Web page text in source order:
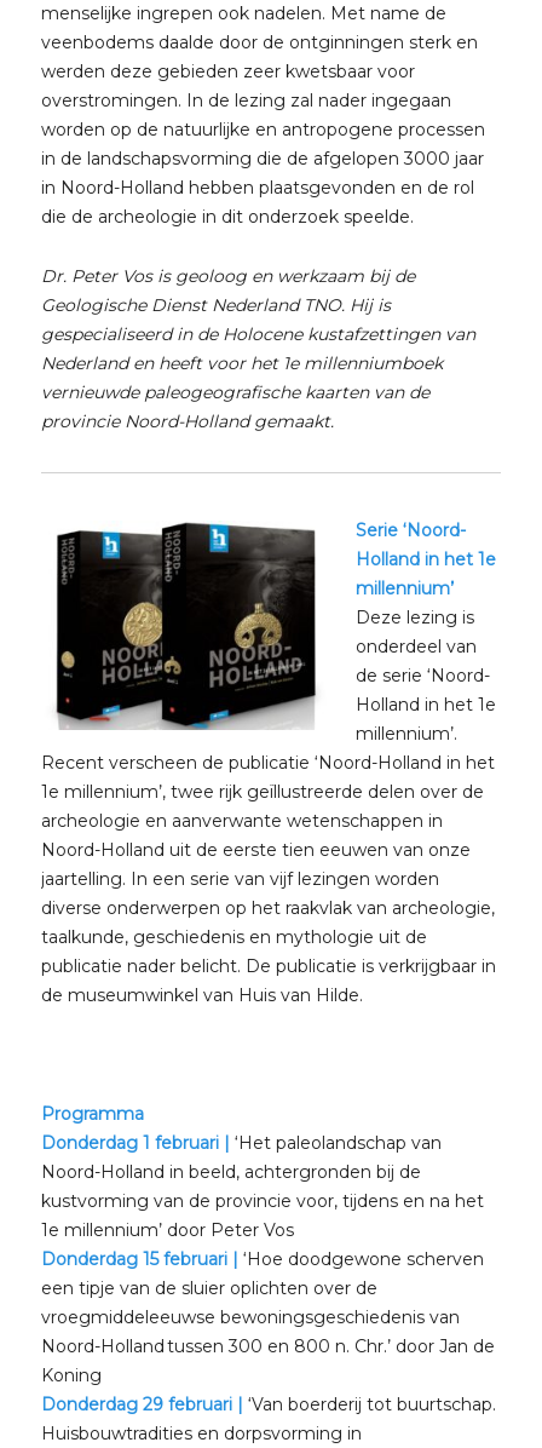
menselijke ingrepen ook nadelen. Met name de
veenbodems daalde door de ontginningen sterk en
werden deze gebieden zeer kwetsbaar voor
overstromingen. In de lezing zal nader ingegaan
worden op de natuurlijke en antropogene processen
in de landschapsvorming die de afgelopen 3000 jaar
in Noord-Holland hebben plaatsgevonden en de rol
die de archeologie in dit onderzoek speelde.
Dr. Peter Vos is geoloog en werkzaam bij de
Geologische Dienst Nederland TNO. Hij is
gespecialiseerd in de Holocene kustafzettingen van
Nederland en heeft voor het 1e millenniumboek
vernieuwde paleogeografische kaarten van de
provincie Noord-Holland gemaakt.
Serie ‘Noord-
Holland in het 1e
millennium’
Deze lezing is
onderdeel van
de serie ‘Noord-
Holland in het 1e
millennium’.
Recent verscheen de publicatie ‘Noord-Holland in het
1e millennium’, twee rijk geïllustreerde delen over de
archeologie en aanverwante wetenschappen in
Noord-Holland uit de eerste tien eeuwen van onze
jaartelling. In een serie van vijf lezingen worden
diverse onderwerpen op het raakvlak van archeologie,
taalkunde, geschiedenis en mythologie uit de
publicatie nader belicht. De publicatie is verkrijgbaar in
de museumwinkel van Huis van Hilde.
Programma
Donderdag 1 februari | ‘Het paleolandschap van
Noord-Holland in beeld, achtergronden bij de
kustvorming van de provincie voor, tijdens en na het
1e millennium’ door Peter Vos
Donderdag 15 februari | ‘Hoe doodgewone scherven
een tipje van de sluier oplichten over de
vroegmiddeleeuwse bewoningsgeschiedenis van
Noord-Holland tussen 300 en 800 n. Chr.’ door Jan de
Koning
Donderdag 29 februari | ‘Van boerderij tot buurtschap.
Huisbouwtradities en dorpsvorming in